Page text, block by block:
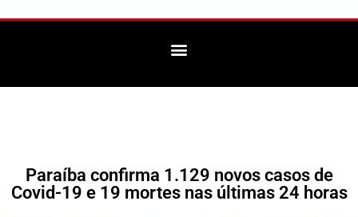
Paraíba confirma 1.129 novos casos de
Covid-19 e 19 mortes nas últimas 24 horas